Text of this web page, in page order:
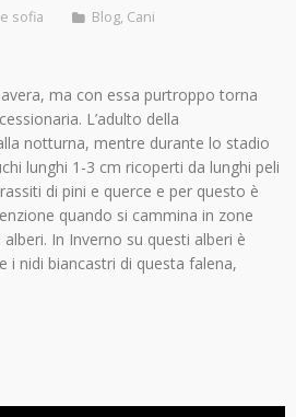
sofia Blog, Cani
ma con essa purtroppo torna
L’adulto della
notturna, mentre durante lo stadio
lunghi 1-3 cm ricoperti da lunghi peli
di pini e querce e per questo è
quando si cammina in zone
In Inverno su questi alberi è
i nidi biancastri di questa falena,